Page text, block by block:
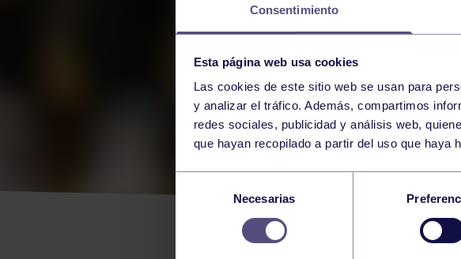
Consentimiento
Esta página web usa cookies
Las cookies de este sitio web se usan para
y analizar el tráfico. Además, compartimos
redes sociales, publicidad y análisis web,
que hayan recopilado a partir del uso que haya
consentimiento
NecesariasVOLEIBOL